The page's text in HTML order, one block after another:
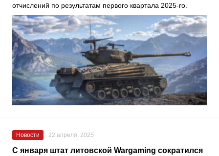
отчислений по результатам первого квартала 2025-го.
Новости 22 апреля, 2025
С января штат литовской Wargaming сократился